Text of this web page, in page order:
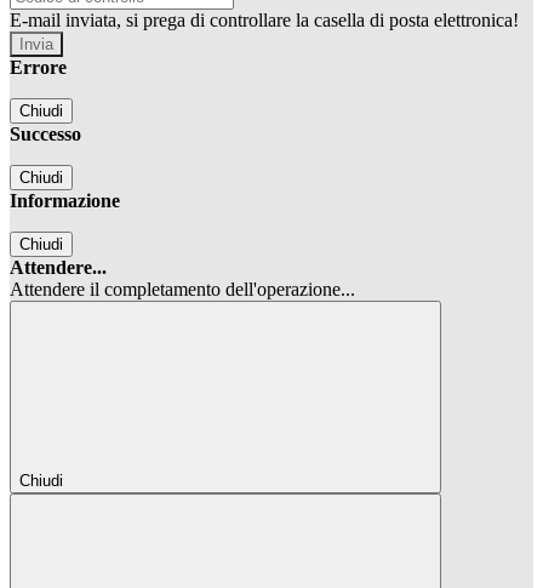
E-mail inviata, si prega di controllare la casella di posta elettronica!
Errore
Chiudi
Successo
Chiudi
Informazione
Chiudi
Attendere...
Attendere il completamento dell'operazione...
Chiudi